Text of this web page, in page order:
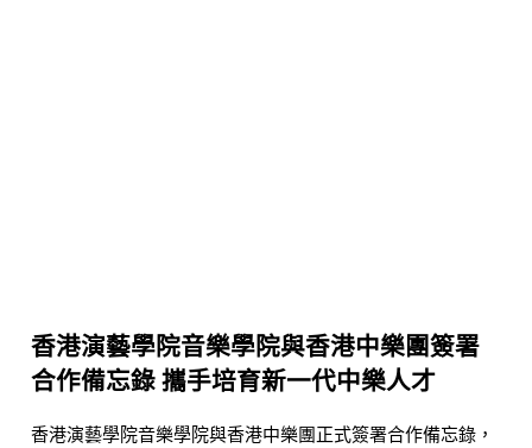
香港演藝學院音樂學院與香港中樂團簽署
合作備忘錄 攜手培育新一代中樂人才
香港演藝學院音樂學院與香港中樂團正式簽署合作備忘錄，